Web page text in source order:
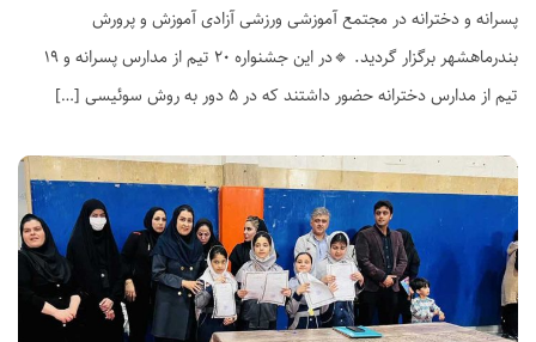
پسرانه و دخترانه در مجتمع آموزشی ورزشی آزادی آموزش و پرورش
بندرماهشهر برگزار گردید. 🔹در این جشنواره ۲۰ تیم از مدارس پسرانه و ۱۹
تیم از مدارس دخترانه حضور داشتند که در ۵ دور به روش سوئیسی […]